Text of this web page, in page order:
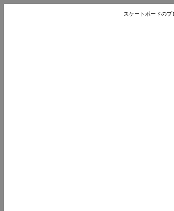
スケートボードのプロショ